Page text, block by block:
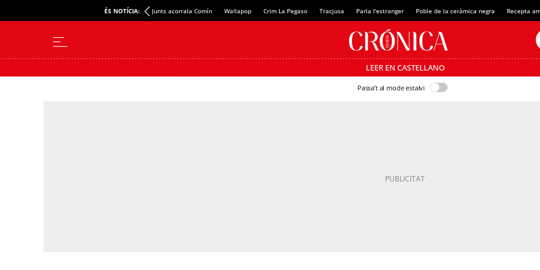
ÉS NOTÍCIA: Junts acorrala Comín Wallapop Crim La Pegaso Tracjusa Parla l'estranger Poble de la ceràmica negra Recepta
LEER EN CASTELLANO
Passa’t al mode estalvi